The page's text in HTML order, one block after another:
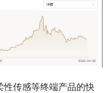
性传感等终端产品的快